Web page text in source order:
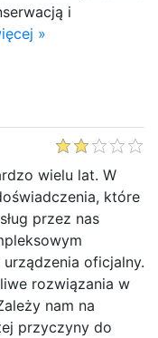
i
»
wielu lat. W
które
przez nas
oficjalny.
rozwiązania w
nam na
przyczyny do